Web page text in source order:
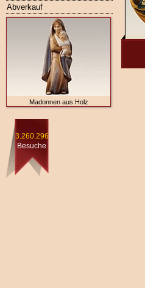
Abverkauf
Madonnen aus Holz
3.260.296
Besuche